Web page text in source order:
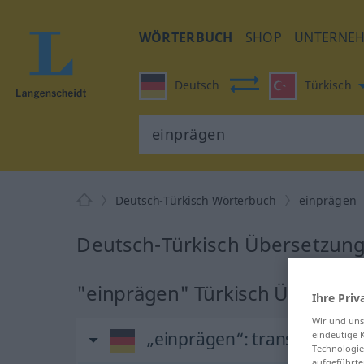
WÖRTERBUCH SHOP
Deutsch Türkisch
Deutsch-Türkisch Wörterbuch einprägen
Deutsch-Türkisch
"einprägen" Türkisch
„einprägen“: transitives
Ihre
Wir und
eindeutige